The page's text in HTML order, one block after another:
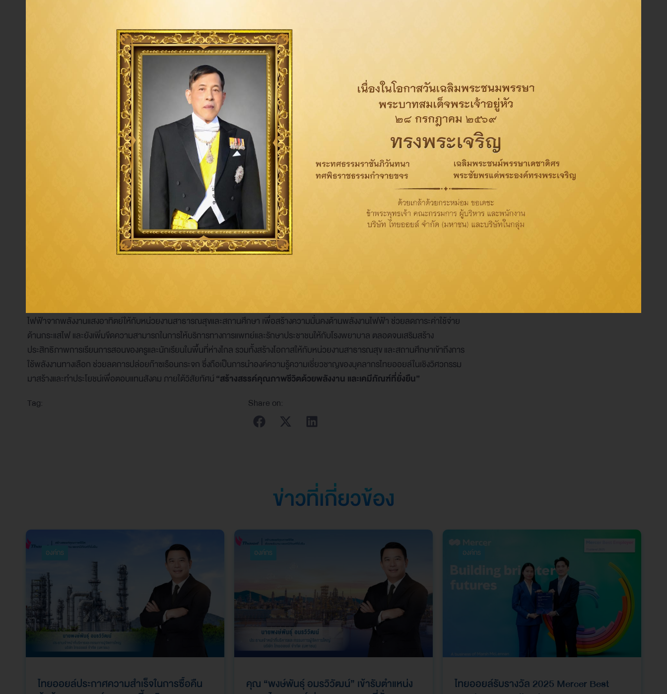
จึงขอความช่วยเหลือมายังไทยออยล์อีกครั้ง”
การดำเนินโครงการดังกล่าว ถือเป็นการเสริมสร้างศักยภาพ ในการดำเนินงานด้านพลังงานไฟฟ้าให้กับโรงพยาบาลฯ รวมทั้งช่วยลดภาระค่า
ใช้จ่ายด้านกระแสไฟฟ้าให้กับโรงพยาบาลฯ โดยจะนำผลประหยัดค่ากระแสไฟฟ้าในปีแรกไปต่อยอด
“โครงการลดเสี่ยง ลดโรค ห่างไกลโรค
ด้วยการจัดซื้อครุภัณฑ์ทางการแพทย์ เพื่อช่วยบรรเทาอาการผู้ป่วยฉุกเฉินก่อนนำส่งโรงพยาบาลประจำจังหวัด และช่วย
ลดอัตราการเสียชีวิตของคนไข้ ที่มีอาการมาจากโรคหลอดเลือดสมอง (stroke) หรือภาวะที่สมองขาดเลือดไปเลี้ยงเนื่องจากหลอดเลือดตีบ
หลอดเลือดอุดตัน หรือหลอดเลือดแตก ซึ่งส่งผลให้เนื้อเยื่อในสมองถูกทำลาย การทำงานของสมองหยุดชะงัก ความผิดปกติของหลอดเลือด
สมอง จากนั้นผลประหยัดในปีถัดไป จะนำไปจัดทำ
“โครงการพัฒนาระบบงานสุขภาพกลุ่มผู้ป่วยโรคไม่ติดต่อ (
NCDs
:Noncommunicable diseases ) และกลุ่มเสี่ยง รวมถึงจัดซื้อครุภัณฑ์ทางการแพทย์
ที่จำเป็นต่องานบริการทางการแพทย์ต่อ
ทันตแพทย์หญิงอานะสิทธิ์กล่าวเพิ่มเติม
ก่อนหน้านี้ ไทยออยล์ได้ดำเนินการติดตั้งระบบไฟฟ้าจากพลังงานแสงอาทิตย์ (ระยะที่ 1) ให้กับโรงพยาบาลเกาะสีชัง ไปเมื่อปี 2562 โดยร่วม
มือกับ บริษัท โกลบอล เพาเวอร์ ซินเนอร์ยี่ จำกัด (มหาชน) หรือ GPSC ดำเนินโครงการติดตั้งระบบผลิตไฟฟ้าจากพลังงานแสงอาทิตย์ ขนาด
กำลังการผลิตติดตั้ง 53.46 กิโลวัตต์ ช่วยลดค่าใช้จ่ายจากผลประหยัดค่าไฟฟ้าราว 300,000 บาทต่อปี โดยโรงพยาบาลสามารถนำไปใช้
ปรับปรุงงานบริการ จัดจ้างบุคลากรทางการแพทย์มาช่วยงาน จัดซื้ออุปกรณ์ทางการแพทย์ที่ชำรุด และนำมาใช้ในโครงการป้องกันโรคส่ง
เสริมสุขภาพ และฟื้นฟูให้กับประชาชนเกาะสีชัง รวมทั้งช่วยสร้างความมั่นคงด้านพลังงานให้กับโรงพยาบาลฯ
ไฟฟ้าจากพลังงานแสงอาทิตย์ให้กับหน่วยงานสาธารณสุขและสถานศึกษา เพื่อสร้างความมั่นคงด้านพลังงานไฟฟ้า ช่วยลดภาระค่าใช้จ่าย
ด้านกระแสไฟ และยังเพิ่มขีดความสามารถในการให้บริการทางการแพทย์และรักษาประชาชนให้กับโรงพยาบาล ตลอดจนเสริมสร้าง
ประสิทธิภาพการเรียนการสอนของครูและนักเรียนในพื้นที่ห่างไกล รวมทั้งสร้างโอกาสให้กับหน่วยงานสาธารณสุข และสถานศึกษาเข้าถึงการ
ใช้พลังงานทางเลือก ช่วยลดการปล่อยก๊าซเรือนกระจก ซึ่งถือเป็นการนำองค์ความรู้ความเชี่ยวชาญของบุคลากรไทยออยล์ในเชิงวิศวกรรม
มาสร้างและทำประโยชน์เพื่อตอบแทนสังคม ภายใต้วิสัยทัศน์“สร้างสรรค์คุณภาพชีวิตด้วยพลังงาน และเคมีภัณฑ์ที่ยั่งยืน”
Tag:
Share on:
ข่าวที่เกี่ยวข้อง
องค์กร
ไทยออยล์ประกาศความสำเร็จในการซื้อคืน
องค์กร
คุณ “พงษ์พันธุ์ อมรวิวัฒน์” เข้ารับตำแหน่ง
องค์กร
ไทยออยล์รับรางวัล 2025 Mercer Best